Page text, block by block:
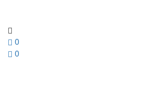
0
0